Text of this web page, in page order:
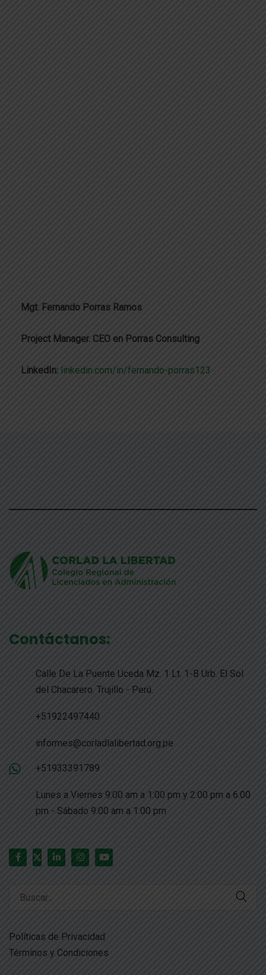
Mgt. Fernando Porras Ramos
Project Manager. CEO en Porras Consulting
LinkedIn: linkedin.com/in/fernando-porras123
Contáctanos:
Calle De La Puente Uceda Mz. 1 Lt. 1-B Urb. El Sol
del Chacarero. Trujillo - Perú.
+51922497440
informes@corladlalibertad.org.pe
+51933391789
Lunes a Viernes 9:00 am a 1:00 pm y 2:00 pm a 6:00
pm - Sábado 9:00 am a 1:00 pm
Search
Políticas de Privacidad
Términos y Condiciones